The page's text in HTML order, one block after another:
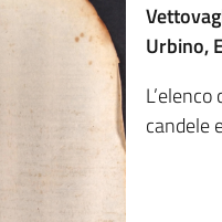
Urbino,
candele